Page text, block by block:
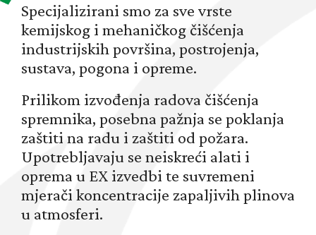
Specijalizirani smo za sve vrste
kemijskog i mehaničkog čišćenja
industrijskih površina, postrojenja,
sustava, pogona i opreme.
Prilikom izvođenja radova čišćenja
spremnika, posebna pažnja se poklanja
zaštiti na radu i zaštiti od požara.
Upotrebljavaju se neiskreći alati i
oprema u EX izvedbi te suvremeni
mjerači koncentracije zapaljivih plinova
u atmosferi.